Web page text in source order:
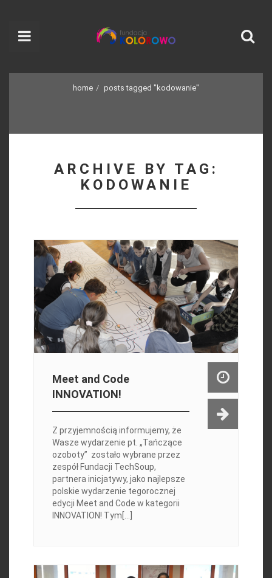
home posts tagged "kodowanie"
ARCHIVE BY TAG:
KODOWANIE
Meet and Code
INNOVATION!
Z przyjemnością informujemy, że
Wasze wydarzenie pt. „Tańczące
ozoboty” zostało wybrane przez
zespół Fundacji TechSoup,
partnera inicjatywy, jako najlepsze
polskie wydarzenie tegorocznej
edycji Meet and Code w kategorii
INNOVATION! Tym[...]